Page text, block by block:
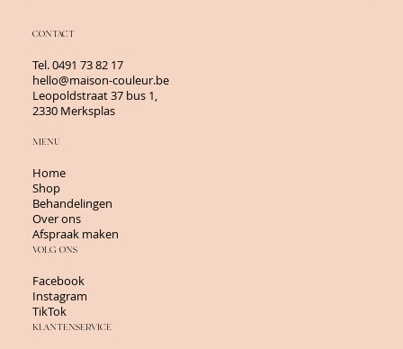
CONTACT
Tel.0491 73 82 17
hello@maison-couleur.be
Leopoldstraat 37 bus 1,
2330 Merksplas
MENU
Home
Shop
Behandelingen
Over ons
Afspraak maken
VOLG ONS
Facebook
Instagram
TikTok
KLANTENSERVICE